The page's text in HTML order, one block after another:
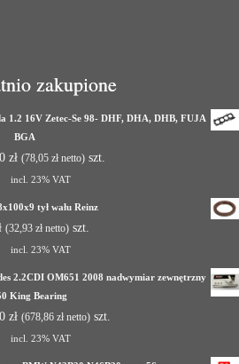
zakupione
1.2 16V Zetec-Se 98- DHF, DHA, DHB, FUJA
BGA
zł (78,05 złnetto)szt.
incl. 23% VAT
tył wału Reinz
(32,93 złnetto)szt.
incl. 23% VAT
2.2CDI OM651 2008 nadwymiar zewnętrzny
King Bearing
zł (678,86 zł netto) szt.
incl. 23% VAT